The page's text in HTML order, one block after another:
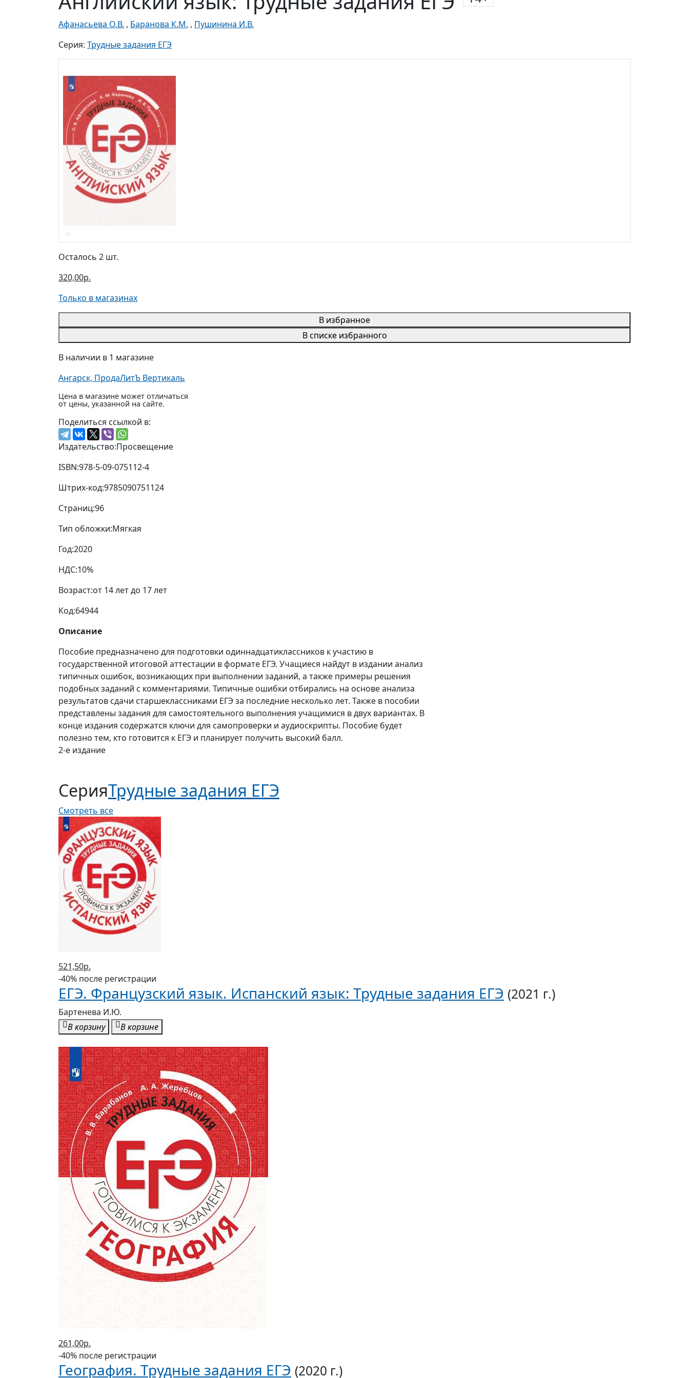
Афанасьева О.В. , Баранова К.М. , Пушинина И.В.
Серия: Трудные задания ЕГЭ
Осталось 2 шт.
320,00р.
Только в магазинах
В избранное
В списке избранного
В наличии в 1 магазине
Ангарск, ПродаЛитЪ Вертикаль
Цена в магазине может отличаться
от цены, указанной на сайте.
Поделиться ссылкой в:
Издательство:Просвещение
ISBN:978-5-09-075112-4
Штрих-код:9785090751124
Страниц:96
Тип обложки:Мягкая
Год:2020
НДС:10%
Возраст:от 14 лет до 17 лет
Код:64944
Описание
Пособие предназначено для подготовки одиннадцатиклассников к участию в
государственной итоговой аттестации в формате ЕГЭ. Учащиеся найдут в издании анализ
типичных ошибок, возникающих при выполнении заданий, а также примеры решения
подобных заданий с комментариями. Типичные ошибки отбирались на основе анализа
результатов сдачи старшеклассниками ЕГЭ за последние несколько лет. Также в пособии
представлены задания для самостоятельного выполнения учащимися в двух вариантах. В
конце издания содержатся ключи для самопроверки и аудиоскрипты. Пособие будет
полезно тем, кто готовится к ЕГЭ и планирует получить высокий балл.
2-е издание
СерияТрудные задания ЕГЭ
Смотреть все
521,50р.
-40% после регистрации
ЕГЭ. Французский язык. Испанский язык: Трудные задания ЕГЭ (2021 г.)
Бартенева И.Ю.
В корзину
В корзине
261,00р.
-40% после регистрации
География. Трудные задания ЕГЭ (2020 г.)